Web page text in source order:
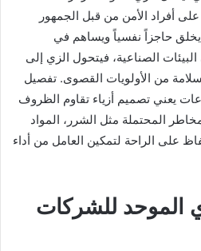
أفراد الأمن من قبل الجمهور
يخلق حاجزاً نفسياً ويساهم في
الصناعية، فيتحول الزي إلى
من الأولويات القصوى. تفصيل
يعني تصميم أزياء تقاوم الظروف
المحتملة مثل الشرر، المواد
على الراحة لتمكين العامل من أداء
الموحد للشركات